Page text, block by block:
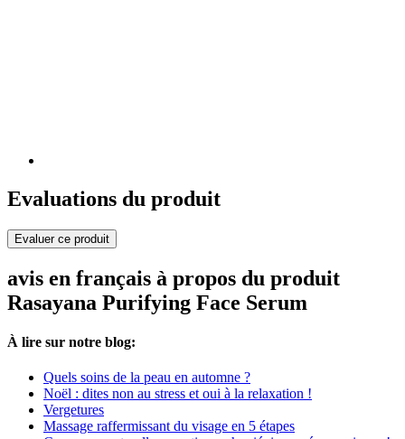
Evaluations du produit
Evaluer ce produit
avis en français à propos du produit
Rasayana Purifying Face Serum
À lire sur notre blog:
Quels soins de la peau en automne ?
Noël : dites non au stress et oui à la relaxation !
Vergetures
Massage raffermissant du visage en 5 étapes